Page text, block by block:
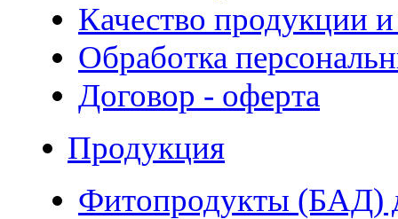
Качество продукции
Обработка
Договор - оферта
Продукция
Фитопродукты (БАД)